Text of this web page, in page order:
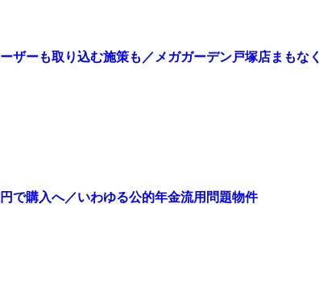
ザーも取り込む施策も／メガガーデン戸塚店まもなく
で購入へ／いわゆる公的年金流用問題物件